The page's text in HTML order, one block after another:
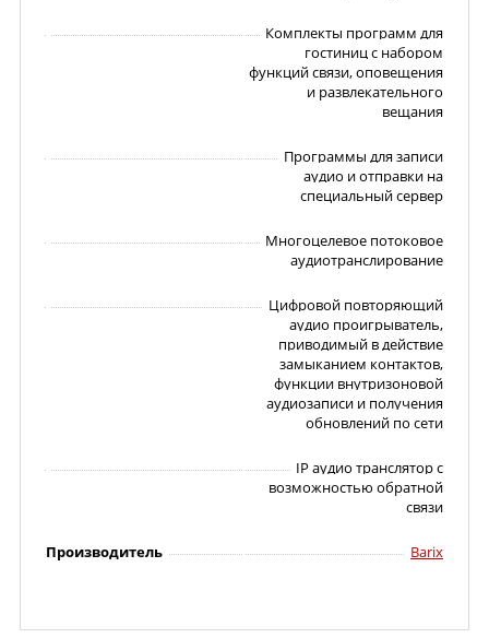
Комплекты программ для
гостиниц с набором
функций связи, оповещения
и развлекательного
вещания
Программы для записи
аудио и отправки на
специальный сервер
Многоцелевое потоковое
аудиотранслирование
Цифровой повторяющий
аудио проигрыватель,
приводимый в действие
замыканием контактов,
функции внутризоновой
аудиозаписи и получения
обновлений по сети
IP аудио транслятор с
возможностью обратной
связи
Производитель Barix